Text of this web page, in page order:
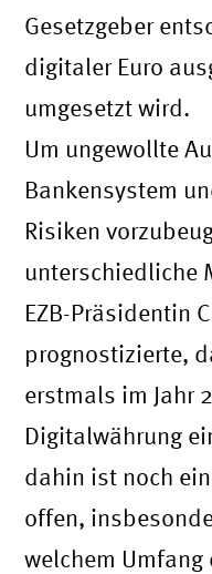
Gesetzgeber
digitaler Euro
umgesetzt wird.
Um ungewollte
Bankensystem
Risiken
unterschiedliche
EZB-Präsidentin
prognostizierte,
erstmals im Jahr
Digitalwährung
dahin ist noch
offen,
welchem